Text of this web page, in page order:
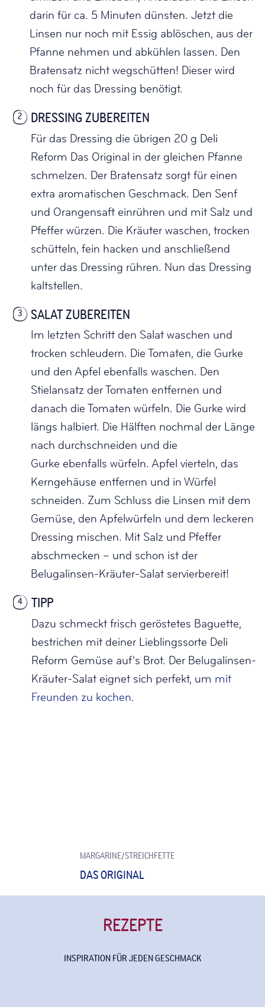
darin für ca. 5 Minuten dünsten. Jetzt die
Linsen nur noch mit Essig ablöschen, aus der
Pfanne nehmen und abkühlen lassen. Den
Bratensatz nicht wegschütten! Dieser wird
noch für das Dressing benötigt.
2 DRESSING ZUBEREITEN
Für das Dressing die übrigen 20 g Deli
Reform Das Original in der gleichen Pfanne
schmelzen. Der Bratensatz sorgt für einen
extra aromatischen Geschmack. Den Senf
und Orangensaft einrühren und mit Salz und
Pfeffer würzen. Die Kräuter waschen, trocken
schütteln, fein hacken und anschließend
unter das Dressing rühren. Nun das Dressing
kaltstellen.
3 SALAT ZUBEREITEN
Im letzten Schritt den Salat waschen und
trocken schleudern. Die Tomaten, die Gurke
und den Apfel ebenfalls waschen. Den
Stielansatz der Tomaten entfernen und
danach die Tomaten würfeln. Die Gurke wird
längs halbiert. Die Hälften nochmal der Länge
nach durchschneiden und die
Gurke ebenfalls würfeln. Apfel vierteln, das
Kerngehäuse entfernen und in Würfel
schneiden. Zum Schluss die Linsen mit dem
Gemüse, den Apfelwürfeln und dem leckeren
Dressing mischen. Mit Salz und Pfeffer
abschmecken – und schon ist der
Belugalinsen-Kräuter-Salat servierbereit!
4 TIPP
Dazu schmeckt frisch geröstetes Baguette,
bestrichen mit deiner Lieblingssorte Deli
Reform Gemüse auf’s Brot. Der Belugalinsen-
Kräuter-Salat eignet sich perfekt, um mit
Freunden zu kochen.
MARGARINE/STREICHFETTE
DAS ORIGINAL
REZEPTE
INSPIRATION FÜR JEDEN GESCHMACK